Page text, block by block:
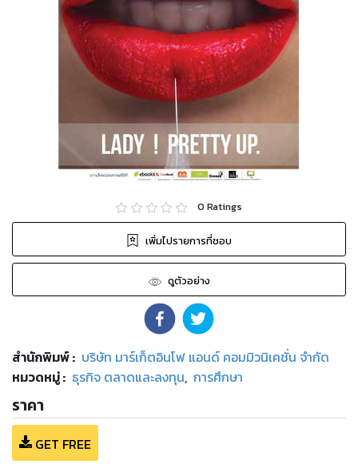
0 Ratings
เพิ่มไปรายการที่ชอบ
ดูตัวอย่าง
สำนักพิมพ์: บริษัท มาร์เก็ตอินโฟ แอนด์ คอมมิวนิเคชั่น จำกัด
หมวดหมู่: ธุรกิจ ตลาดและลงทุน, การศึกษา
ราคา
GET FREE